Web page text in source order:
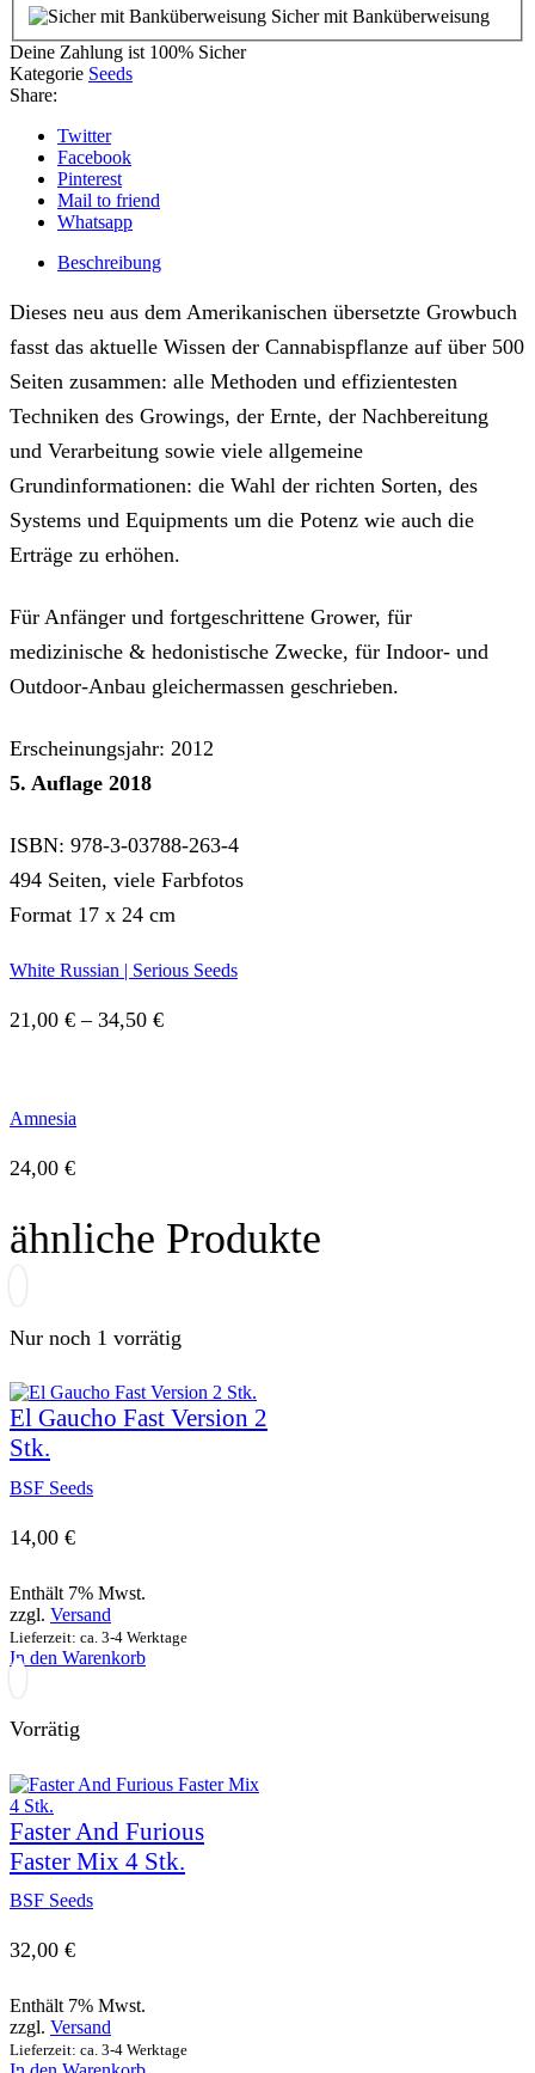
Sicher mit Banküberweisung
Deine Zahlung ist 100% Sicher
Kategorie Seeds
Share:
Twitter
Facebook
Pinterest
Mail to friend
Whatsapp
Beschreibung
Dieses neu aus dem Amerikanischen übersetzte Growbuch
fasst das aktuelle Wissen der Cannabispflanze auf über 500
Seiten zusammen: alle Methoden und effizientesten
Techniken des Growings, der Ernte, der Nachbereitung
und Verarbeitung sowie viele allgemeine
Grundinformationen: die Wahl der richten Sorten, des
Systems und Equipments um die Potenz wie auch die
Erträge zu erhöhen.
Für Anfänger und fortgeschrittene Grower, für
medizinische & hedonistische Zwecke, für Indoor- und
Outdoor-Anbau gleichermassen geschrieben.
Erscheinungsjahr: 2012
5. Auflage 2018
ISBN: 978-3-03788-263-4
494 Seiten, viele Farbfotos
Format 17 x 24 cm
White Russian | Serious Seeds
21,00 € – 34,50 €Preisspanne:
Amnesia
24,00 €
ähnliche Produkte
Nur noch 1 vorrätig
El Gaucho Fast Version 2
Stk.
BSF Seeds
14,00 €
Enthält 7% Mwst.
zzgl. Versand
Lieferzeit: ca. 3-4 Werktage
In den Warenkorb
Vorrätig
Faster And Furious
Faster Mix 4 Stk.
BSF Seeds
32,00 €
Enthält 7% Mwst.
zzgl. Versand
Lieferzeit: ca. 3-4 Werktage